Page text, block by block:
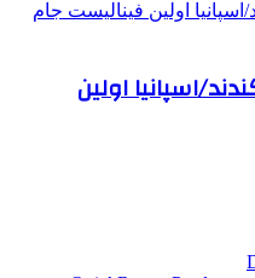
اسپانیا اولین